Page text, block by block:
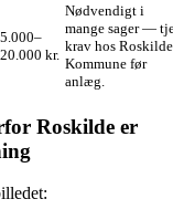
5.000–
20.000 kr.
Nødvendigt i
mange sager —
krav hos Roskilde
Kommune før
anlæg.
Roskilde er